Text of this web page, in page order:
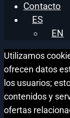
Contacto
ES
EN
Utilizamos
ofrecen datos
los usuarios;
contenidos y
ofertas